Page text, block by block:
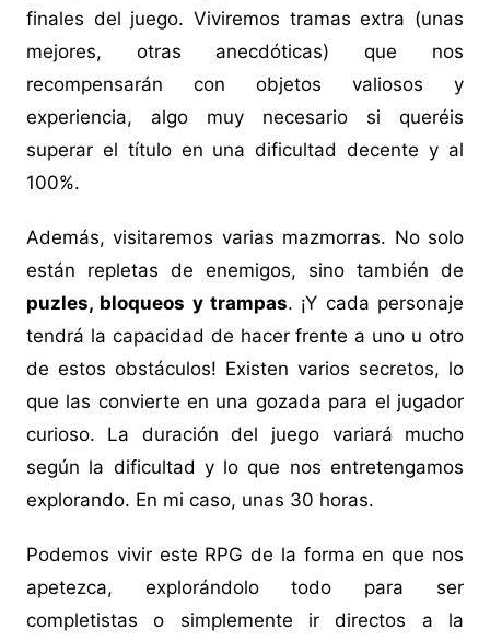
finales del juego. Viviremos tramas extra (unas
mejores, otras anecdóticas) que nos
recompensarán con objetos valiosos y
experiencia, algo muy necesario si queréis
superar el título en una dificultad decente y al
100%.
Además, visitaremos varias mazmorras. No solo
están repletas de enemigos, sino también de
puzles, bloqueos y trampas. ¡Y cada personaje
tendrá la capacidad de hacer frente a uno u otro
de estos obstáculos! Existen varios secretos, lo
que las convierte en una gozada para el jugador
curioso. La duración del juego variará mucho
según la dificultad y lo que nos entretengamos
explorando. En mi caso, unas 30 horas.
Podemos vivir este RPG de la forma en que nos
apetezca, explorándolo todo para ser
completistas o simplemente ir directos a la